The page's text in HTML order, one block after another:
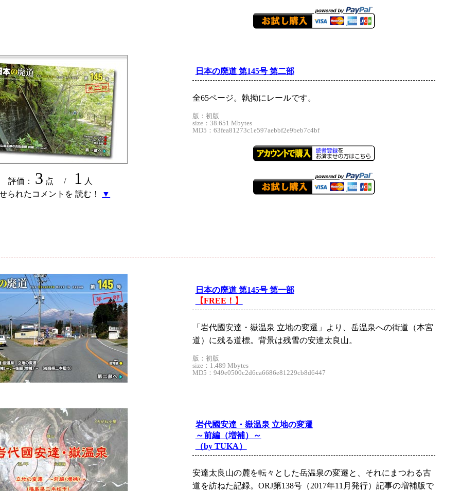
評価： 3 点 / 1 人
られたコメントを 読む！
▼
日本の廃道 第145号 第二部
全65ページ。執拗にレールです。
版：初版
size：38.651 Mbytes
MD5：63fea81273c1e597aebbf2e9beb7c4bf
日本の廃道 第145号 第一部
【FREE！】
「岩代國安達・嶽温泉 立地の変遷」より、岳温泉への街道（本宮
道）に残る道標。背景は残雪の安達太良山。
版：初版
size：1.489 Mbytes
MD5：949e0500c2d6ca6686e81229cb8d6447
岩代國安達・嶽温泉 立地の変遷
～前編（増補）～
（by TUKA）
安達太良山の麓を転々とした岳温泉の変遷と、それにまつわる古
道を訪ねた記録。ORJ第138号（2017年11月発行）記事の増補版で